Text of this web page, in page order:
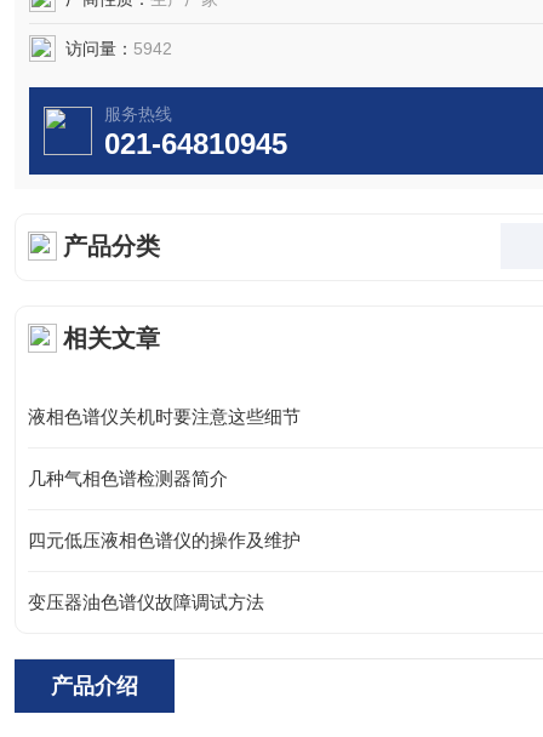
访问量： 5942
服务热线
021-64810945
产品分类
相关文章
液相色谱仪关机时要注意这些细节
几种气相色谱检测器简介
四元低压液相色谱仪的操作及维护
变压器油色谱仪故障调试方法
产品介绍